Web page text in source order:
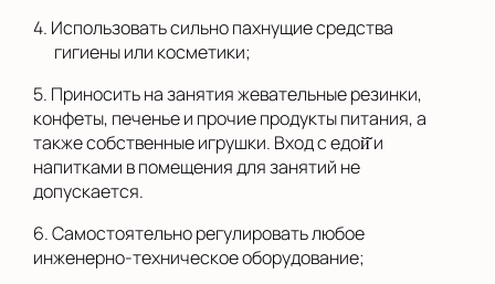
4. Использовать сильно пахнущие средства
гигиены или косметики;
5. Приносить на занятия жевательные резинки,
конфеты, печенье и прочие продукты питания, а
также собственные игрушки. Вход с едой̆ и
напитками в помещения для занятий не
допускается.
6. Самостоятельно регулировать любое
инженерно-техническое оборудование;